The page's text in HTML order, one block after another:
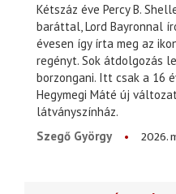
Kétszáz éve Percy B.
baráttal, Lord Bayronnal
évesen így írta meg az
regényt. Sok átdolgozás
borzongani. Itt csak a 16
Hegymegi Máté új
látványszínház.
Szegő György
2026.